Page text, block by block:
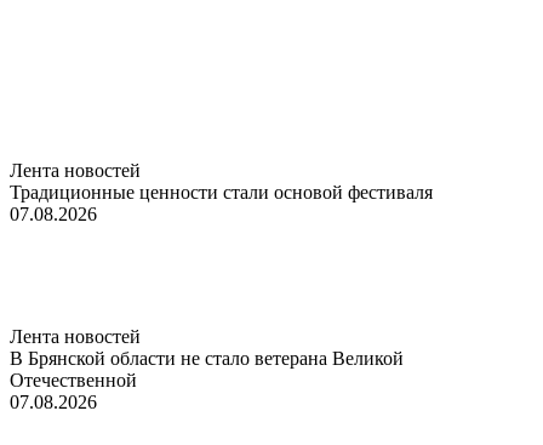
Лента новостей
Традиционные ценности стали основой фестиваля
07.08.2026
Лента новостей
В Брянской области не стало ветерана Великой
Отечественной
07.08.2026